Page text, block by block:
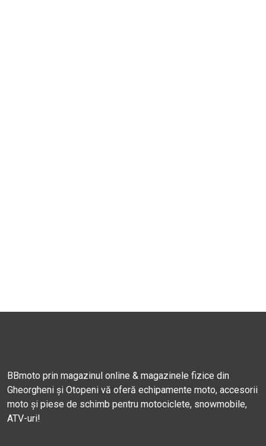
BBmoto prin magazinul online & magazinele fizice din
Gheorgheni și Otopeni vă oferă echipamente moto, accesorii
moto și piese de schimb pentru motociclete, snowmobile,
ATV-uri!